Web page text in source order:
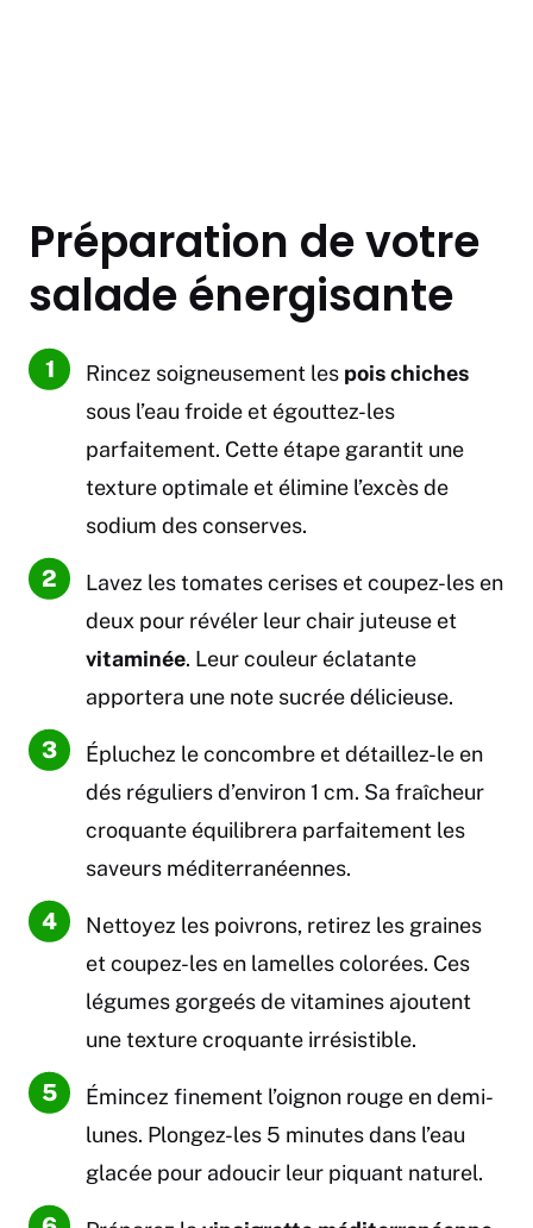
Préparation de votre
salade énergisante
Rincez soigneusement les pois chiches
sous l’eau froide et égouttez-les
parfaitement. Cette étape garantit une
texture optimale et élimine l’excès de
sodium des conserves.
Lavez les tomates cerises et coupez-les en
deux pour révéler leur chair juteuse et
vitaminée. Leur couleur éclatante
apportera une note sucrée délicieuse.
Épluchez le concombre et détaillez-le en
dés réguliers d’environ 1 cm. Sa fraîcheur
croquante équilibrera parfaitement les
saveurs méditerranéennes.
Nettoyez les poivrons, retirez les graines
et coupez-les en lamelles colorées. Ces
légumes gorgeés de vitamines ajoutent
une texture croquante irrésistible.
Émincez finement l’oignon rouge en demi-
lunes. Plongez-les 5 minutes dans l’eau
glacée pour adoucir leur piquant naturel.